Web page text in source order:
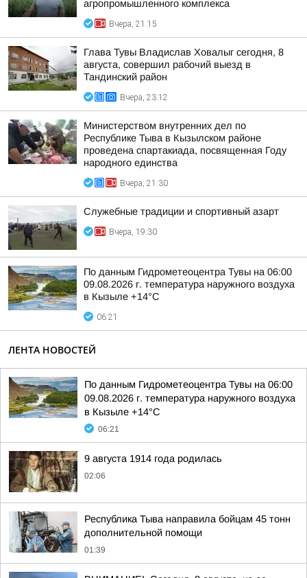
агропромышленного комплекса
Вчера, 21:15
Глава Тувы Владислав Ховалыг сегодня, 8
августа, совершил рабочий выезд в
Тандинский район
Вчера, 23:12
Министерством внутренних дел по
Республике Тыва в Кызылском районе
проведена спартакиада, посвященная Году
народного единства
Вчера, 21:30
Служебные традиции и спортивный азарт
Вчера, 19:30
По данным Гидрометеоцентра Тувы на 06:00
09.08.2026 г. температура наружного воздуха
в Кызыле +14°С
06:21
ЛЕНТА НОВОСТЕЙ
По данным Гидрометеоцентра Тувы на 06:00
09.08.2026 г. температура наружного воздуха
в Кызыле +14°С
06:21
9 августа 1914 года родилась
02:06
Республика Тыва направила бойцам 45 тонн
дополнительной помощи
01:39